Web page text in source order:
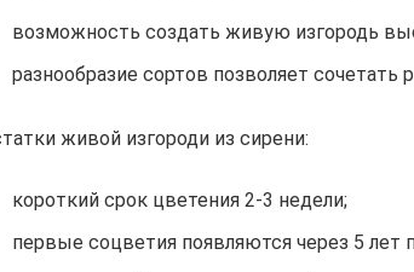
возможность создать живую изгородь
разнообразие сортов позволяет
живой изгороди из сирени:
короткий срок цветения 2-3 недели;
первые соцветия появляются через 5 лет